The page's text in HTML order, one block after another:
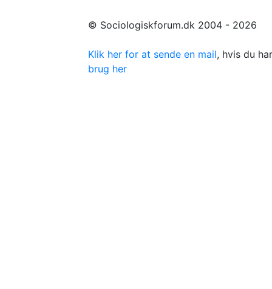
© Sociologiskforum.dk 2004 - 2026
Klik her for at sende en mail, hvis du
brug her